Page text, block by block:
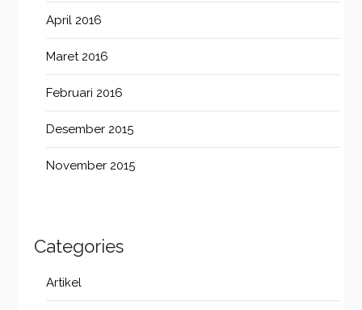
April 2016
Maret 2016
Februari 2016
Desember 2015
November 2015
Categories
Artikel